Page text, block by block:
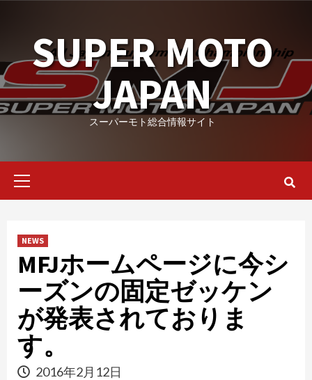
contentSUPER MOTO
JAPAN
スーパーモト総合情報サイト
Primary
NEWS
MFJホームページに今シ
ーズンの固定ゼッケン
が発表されておりま
す。
2016年2月12日